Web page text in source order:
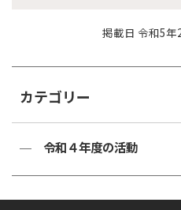
掲載日 令和5年
カテゴリー
令和４年度の活動